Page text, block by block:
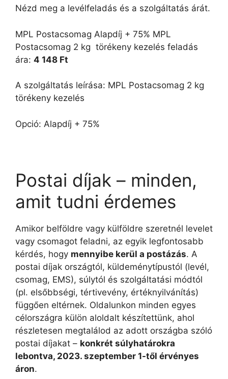
Nézd meg a levélfeladás és a szolgáltatás árát.
MPL Postacsomag Alapdíj + 75% MPL
Postacsomag 2 kg  törékeny kezelés feladás
ára: 4 148 Ft
A szolgáltatás leírása: MPL Postacsomag 2 kg 
törékeny kezelés
Opció: Alapdíj + 75%
Postai díjak – minden,
amit tudni érdemes
Amikor belföldre vagy külföldre szeretnél levelet
vagy csomagot feladni, az egyik legfontosabb
kérdés, hogy mennyibe kerül a postázás. A
postai díjak országtól, küldeménytípustól (levél,
csomag, EMS), súlytól és szolgáltatási módtól
(pl. elsőbbségi, tértivevény, értéknyilvánítás)
függően eltérnek. Oldalunkon minden egyes
célországra külön aloldalt készítettünk, ahol
részletesen megtalálod az adott országba szóló
postai díjakat – konkrét súlyhatárokra
lebontva, 2023. szeptember 1-től érvényes
áron.